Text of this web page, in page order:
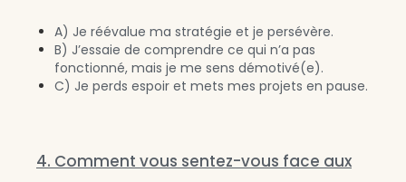
A) Je réévalue ma stratégie et je persévère.
B) J’essaie de comprendre ce qui n’a pas
fonctionné, mais je me sens démotivé(e).
C) Je perds espoir et mets mes projets en pause.
4. Comment vous sentez-vous face aux